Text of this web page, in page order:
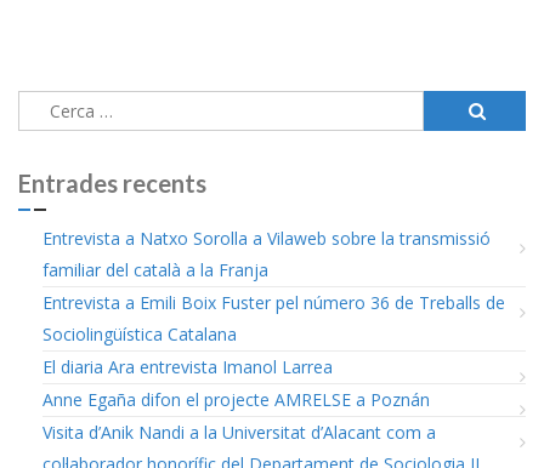
Cerca:
Entrades recents
Entrevista a Natxo Sorolla a Vilaweb sobre la transmissió
familiar del català a la Franja
Entrevista a Emili Boix Fuster pel número 36 de Treballs de
Sociolingüística Catalana
El diaria Ara entrevista Imanol Larrea
Anne Egaña difon el projecte AMRELSE a Poznán
Visita d’Anik Nandi a la Universitat d’Alacant com a